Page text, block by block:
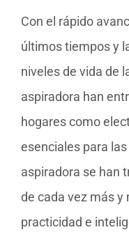
Con el rápido
últimos tiempos y
niveles de vida de
aspiradora han
hogares como
esenciales para
aspiradora se han
de cada vez más y
practicidad e